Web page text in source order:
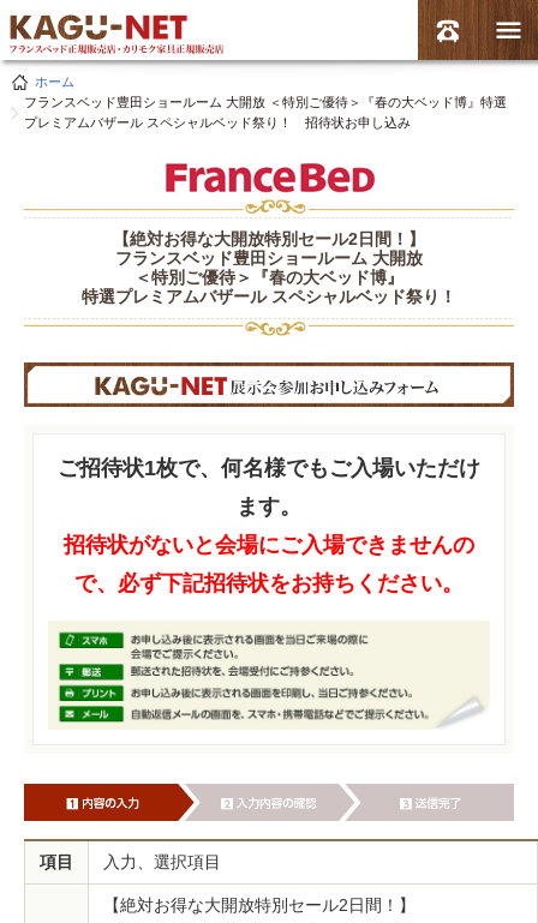
ホーム
フランスベッド豊田ショールーム 大開放 ＜特別ご優待＞『春の大ベッド博』特選
プレミアムバザール スペシャルベッド祭り！ 招待状お申し込み
【絶対お得な大開放特別セール2日間！】
フランスベッド豊田ショールーム 大開放
＜特別ご優待＞『春の大ベッド博』
特選プレミアムバザール スペシャルベッド祭り！
ご招待状1枚で、何名様でもご入場いただけ
ます。
招待状がないと会場にご入場できませんの
で、必ず下記招待状をお持ちください。
項目 入力、選択項目
【絶対お得な大開放特別セール2日間！】